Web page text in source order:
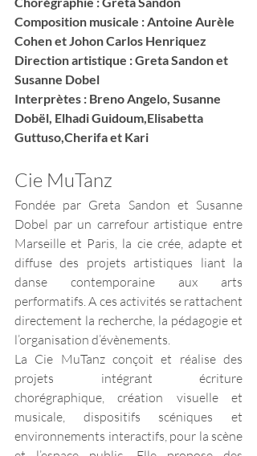
Composition musicale : Antoine Aurèle
Cohen et Johon Carlos Henriquez
Direction artistique : Greta Sandon et
Susanne Dobel
Interprètes : Breno Angelo, Susanne
Dobël, Elhadi Guidoum,Elisabetta
Guttuso,Cherifa et Kari
Cie MuTanz
Fondée par Greta Sandon et Susanne
Dobel par un carrefour artistique entre
Marseille et Paris, la cie crée, adapte et
diffuse des projets artistiques liant la
danse contemporaine aux arts
performatifs. A ces activités se rattachent
directement la recherche, la pédagogie et
l’organisation d’évènements.
La Cie MuTanz conçoit et réalise des
projets intégrant écriture
chorégraphique, création visuelle et
musicale, dispositifs scéniques et
environnements interactifs, pour la scène